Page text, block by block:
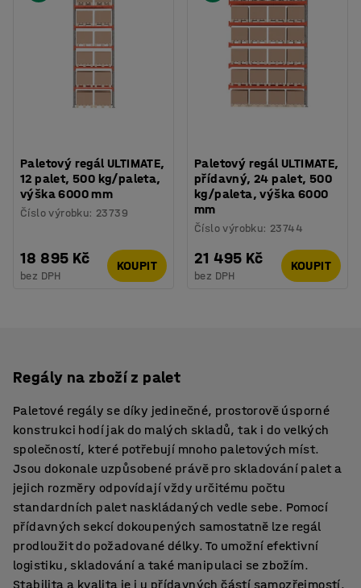
Paletový regál ULTIMATE,
12 palet, 500 kg/paleta,
výška 6000 mm
Číslo výrobku: 23739
18 895 Kč
bez DPH
KOUPIT
Paletový regál ULTIMATE,
přídavný, 24 palet, 500
kg/paleta, výška 6000
mm
Číslo výrobku: 23744
21 495 Kč
bez DPH
KOUPIT
Regály na zboží z palet
Paletové regály se díky jedinečné, prostorově úsporné
konstrukci hodí jak do malých skladů, tak i do velkých
společností, které potřebují mnoho paletových míst.
Jsou dokonale uzpůsobené právě pro skladování palet a
jejich rozměry odpovídají vždy určitému počtu
standardních palet naskládaných vedle sebe. Pomocí
přídavných sekcí dokoupených samostatně lze regál
prodloužit do požadované délky. To umožní efektivní
logistiku, skladování a také manipulaci se zbožím.
Stabilita a kvalita je i u přídavných částí samozřejmostí.